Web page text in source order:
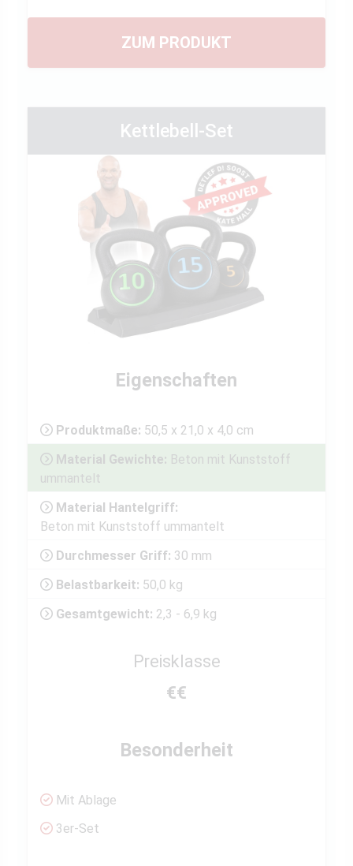
ZUM PRODUKT
Kettlebell-Set
Eigenschaften
Produktmaße: 50,5 x 21,0 x 4,0 cm
Material Gewichte: Beton mit Kunststoff
ummantelt
Material Hantelgriff:
Beton mit Kunststoff ummantelt
Durchmesser Griff: 30 mm
Belastbarkeit: 50,0 kg
Gesamtgewicht: 2,3 - 6,9 kg
Preisklasse
€€
Besonderheit
Mit Ablage
3er-Set